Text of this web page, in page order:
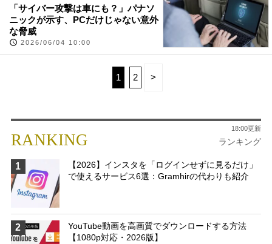
「サイバー攻撃は車にも？」パナソ
ニックが示す、PCだけじゃない意外
な脅威
2026/06/04 10:00
1 2 >
RANKING ランキング
18:00更新
1
【2026】インスタを「ログインせずに見るだけ」
で使えるサービス6選：Gramhirの代わりも紹介
2
YouTube動画を高画質でダウンロードする方法
【1080p対応・2026版】